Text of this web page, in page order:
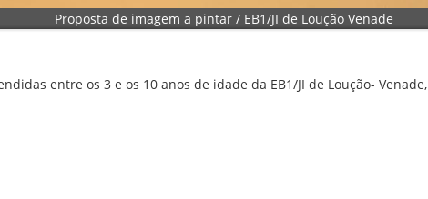
Proposta de imagem a pintar / EB1/JI de Loução Venade
entre os 3 e os 10 anos de idade da EB1/JI de Loução-